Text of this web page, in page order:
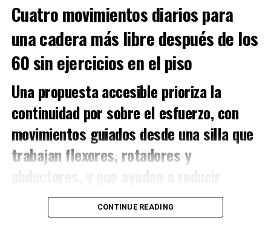
Cuatro movimientos diarios para
una cadera más libre después de los
60 sin ejercicios en el piso
Una propuesta accesible prioriza la
continuidad por sobre el esfuerzo, con
movimientos guiados desde una silla que
trabajan flexores, rotadores y
rigidez al sostener hábitos de pocos
minutos
CONTINUE READING